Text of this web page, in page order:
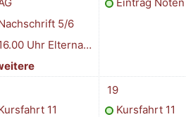
5/6
Uhr Elternabend neue 5. Klassen
Mittwoch, 18. Juni
11
1 Termin,
19
Kursfahrt 11